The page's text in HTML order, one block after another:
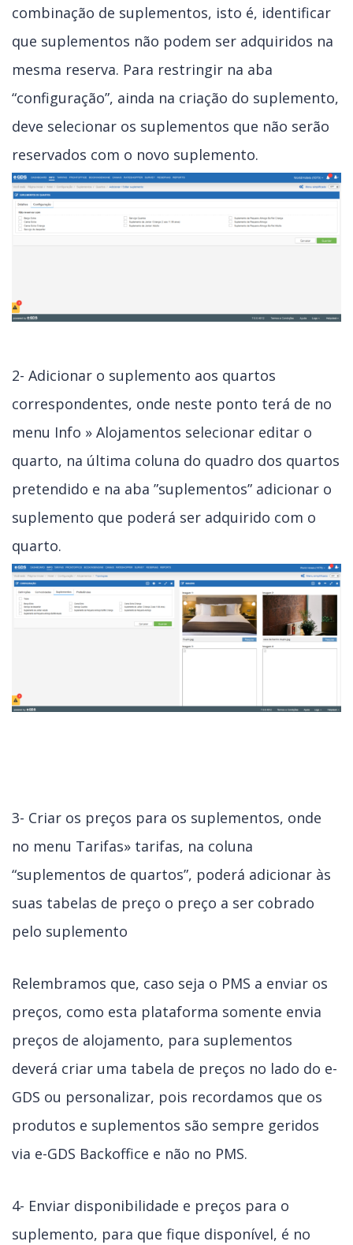
combinação de suplementos, isto é, identificar
que suplementos não podem ser adquiridos na
mesma reserva. Para restringir na aba
“configuração”, ainda na criação do suplemento,
deve selecionar os suplementos que não serão
reservados com o novo suplemento.
2- Adicionar o suplemento aos quartos
correspondentes, onde neste ponto terá de no
menu Info » Alojamentos selecionar editar o
quarto, na última coluna do quadro dos quartos
pretendido e na aba ”suplementos” adicionar o
suplemento que poderá ser adquirido com o
quarto.
3- Criar os preços para os suplementos, onde
no menu Tarifas» tarifas, na coluna
“suplementos de quartos”, poderá adicionar às
suas tabelas de preço o preço a ser cobrado
pelo suplemento
Relembramos que, caso seja o PMS a enviar os
preços, como esta plataforma somente envia
preços de alojamento, para suplementos
deverá criar uma tabela de preços no lado do e-
GDS ou personalizar, pois recordamos que os
produtos e suplementos são sempre geridos
via e-GDS Backoffice e não no PMS.
4- Enviar disponibilidade e preços para o
suplemento, para que fique disponível, é no